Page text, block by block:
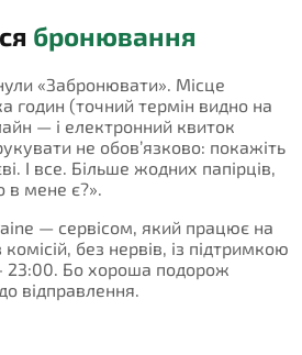
бронювання
«Забронювати». Місце
годин (точний термін видно на
— і електронний квиток
не обов’язково: покажіть
І все. Більше жодних папірців,
в мене є?».
— сервісом, який працює на
без нервів, із підтримкою
23:00. Бо хороша подорож
відправлення.